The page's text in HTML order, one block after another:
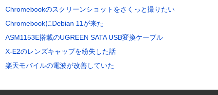
Chromebookのスクリーンショットをさくっと撮りたい
ChromebookにDebian 11が来た
ASM1153E搭載のUGREEN SATA USB変換ケーブル
X-E2のレンズキャップを紛失した話
楽天モバイルの電波が改善していた